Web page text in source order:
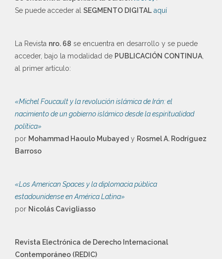
Se puede acceder al SEGMENTO DIGITAL aquí
La Revista nro. 68 se encuentra en desarrollo y se puede
acceder, bajo la modalidad de PUBLICACIÓN CONTINUA
al primer artículo:
«Michel Foucault y la revolución islámica de Irán: el
nacimiento de un gobierno islámico desde la espiritualidad
política»
por Mohammad Haoulo Mubayed y Rosmel A. Rodríguez
Barroso
«Los American Spaces y la diplomacia pública
estadounidense en América Latina»
por Nicolás Cavigliasso
Revista Electrónica de Derecho Internacional
Contemporáneo (REDIC)